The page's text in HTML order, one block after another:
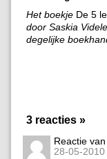
Het boekje De 5
door Saskia
degelijke
3 reacties »
Reactie van
28-05-